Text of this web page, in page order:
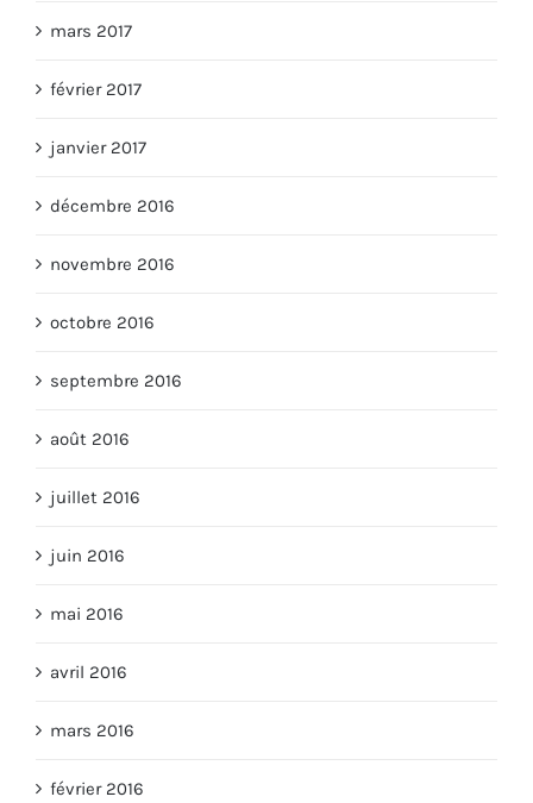
mars 2017
février 2017
janvier 2017
décembre 2016
novembre 2016
octobre 2016
septembre 2016
août 2016
juillet 2016
juin 2016
mai 2016
avril 2016
mars 2016
février 2016